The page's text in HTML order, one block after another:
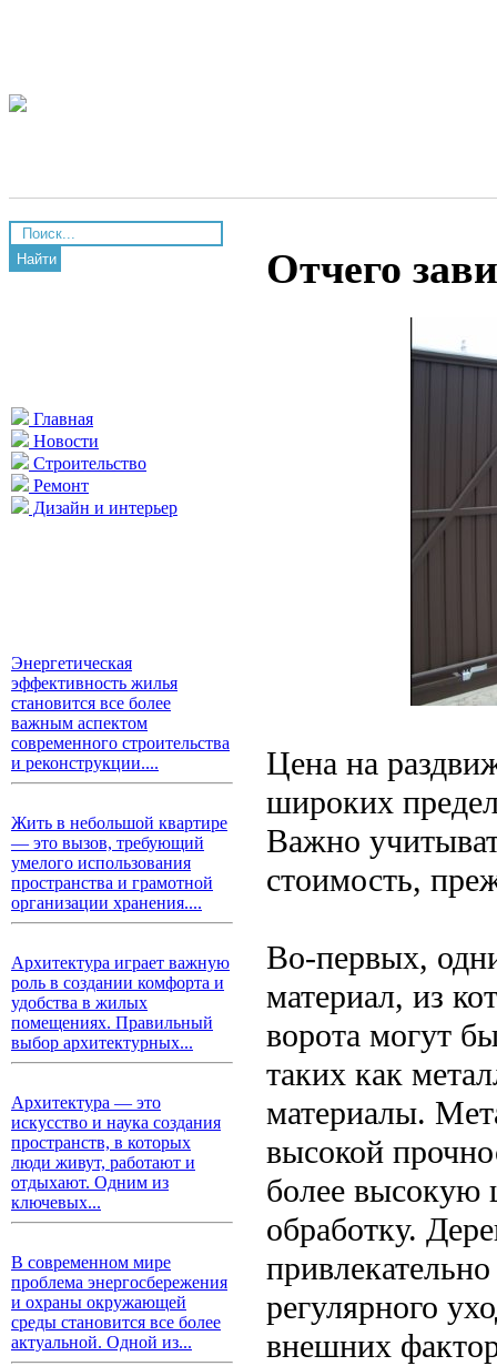
Найти
Главная
Новости
Строительство
Ремонт
Дизайн и интерьер
Энергетическая
эффективность жилья
становится все более
важным аспектом
современного строительства
и реконструкции....
Жить в небольшой квартире
— это вызов, требующий
умелого использования
пространства и грамотной
организации хранения....
Архитектура играет важную
роль в создании комфорта и
удобства в жилых
помещениях. Правильный
выбор архитектурных...
Архитектура — это
искусство и наука создания
пространств, в которых
люди живут, работают и
отдыхают. Одним из
ключевых...
В современном мире
проблема энергосбережения
и охраны окружающей
среды становится все более
актуальной. Одной из...
Отчего
Цена на
широких
Важно
стоимость,
Во-первых,
материал, из
ворота могут
таких как
материалы.
высокой
более высокую
обработку.
регулярного
внешних